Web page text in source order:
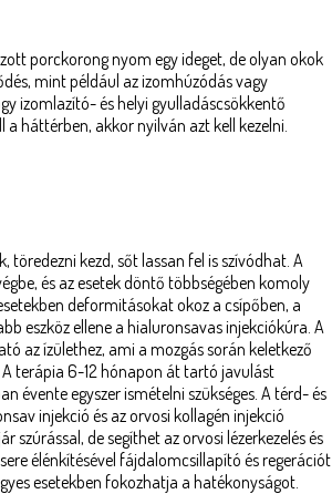
porckorong nyom egy ideget, de olyan okok
mint például az izomhúzódás vagy
izomlazító- és helyi gyulladáscsökkentő
háttérben, akkor nyilván azt kell kezelni.
kezd, sőt lassan fel is szívódhat. A
és az esetek döntő többségében komoly
deformitásokat okoz a csípőben, a
eszköz ellene a hialuronsavas injekciókúra. A
az ízülethez, ami a mozgás során keletkező
terápia 6-12 hónapon át tartó javulást
évente egyszer ismételni szükséges. A térd- és
injekció és az orvosi kollagén injekció
de segíthet az orvosi lézerkezelés és
élénkítésével fájdalomcsillapító és regerációt
esetekben fokozhatja a hatékonyságot.